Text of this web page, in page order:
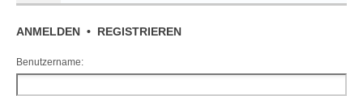
ANMELDEN • REGISTRIEREN
Benutzername: